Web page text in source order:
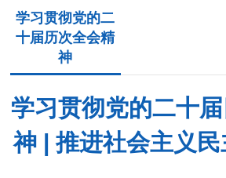
学习贯彻党的二
十届历次全会精
神
学习贯彻党的二十
神 | 推进社会主义